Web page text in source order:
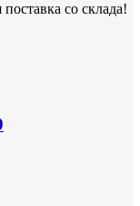
со склада!